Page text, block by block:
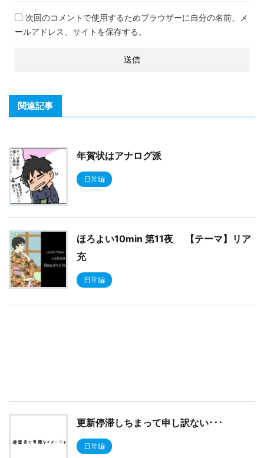
次回のコメントで使用するためブラウザーに自分の名前、メ
ールアドレス、サイトを保存する。
関連記事
年賀状はアナログ派
日常編
ほろよい10min 第11夜 【テーマ】リア
充
日常編
更新停滞しちまって申し訳ない･･･
日常編